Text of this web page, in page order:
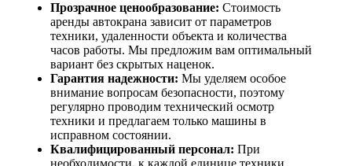
Прозрачное ценообразование: Стоимость
аренды автокрана зависит от параметров
техники, удаленности объекта и количества
часов работы. Мы предложим вам оптимальный
вариант без скрытых наценок.
Гарантия надежности: Мы уделяем особое
внимание вопросам безопасности, поэтому
регулярно проводим технический осмотр
техники и предлагаем только машины в
исправном состоянии.
Квалифицированный персонал: При
необходимости, к каждой единице техники